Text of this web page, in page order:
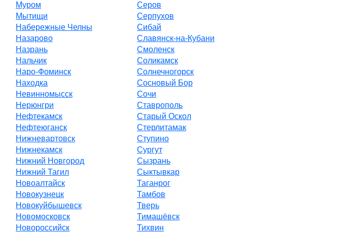
Муром
Мытищи
Набережные Челны
Назарово
Назрань
Нальчик
Наро-Фоминск
Находка
Невинномысск
Нерюнгри
Нефтекамск
Нефтеюганск
Нижневартовск
Нижнекамск
Нижний Новгород
Нижний Тагил
Новоалтайск
Новокузнецк
Новокуйбышевск
Новомосковск
Новороссийск
Серов
Серпухов
Сибай
Славянск-на-Кубани
Смоленск
Соликамск
Солнечногорск
Сосновый Бор
Сочи
Ставрополь
Старый Оскол
Стерлитамак
Ступино
Сургут
Сызрань
Сыктывкар
Таганрог
Тамбов
Тверь
Тимашёвск
Тихвин